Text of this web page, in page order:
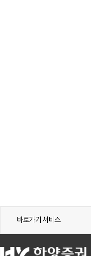
바로가기 서비스